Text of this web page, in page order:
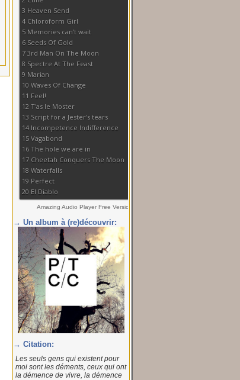
→ Un album à (re)découvrir:
→ Citation:
Les seuls gens qui existent pour
moi sont les déments, ceux qui ont
la démence de vivre, la démence